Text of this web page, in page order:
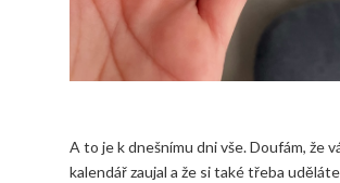
A to je k dnešnímu dni vše. Doufám, že
kalendář zaujal a že si také třeba